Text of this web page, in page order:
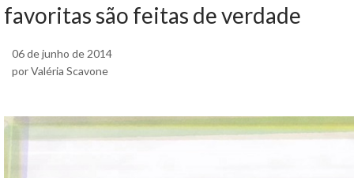
favoritas são feitas de verdade
06 de junho de 2014
por Valéria Scavone